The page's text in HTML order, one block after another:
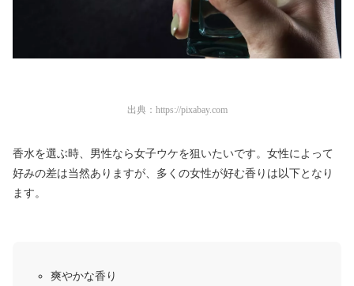
出典： https://pixabay.com
香水を選ぶ時、男性なら女子ウケを狙いたいです。女性によって
好みの差は当然ありますが、多くの女性が好む香りは以下となり
ます。
爽やかな香り